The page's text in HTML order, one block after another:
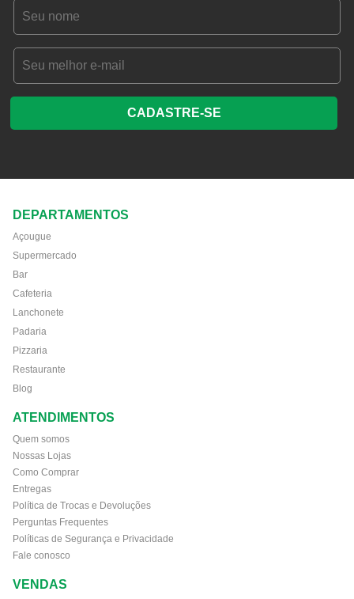
CADASTRE-SE
DEPARTAMENTOS
Açougue
Supermercado
Bar
Cafeteria
Lanchonete
Padaria
Pizzaria
Restaurante
Blog
ATENDIMENTOS
Quem somos
Nossas Lojas
Como Comprar
Entregas
Política de Trocas e Devoluções
Perguntas Frequentes
Políticas de Segurança e Privacidade
Fale conosco
VENDAS